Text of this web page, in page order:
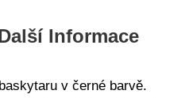
Informace
v černé barvě.